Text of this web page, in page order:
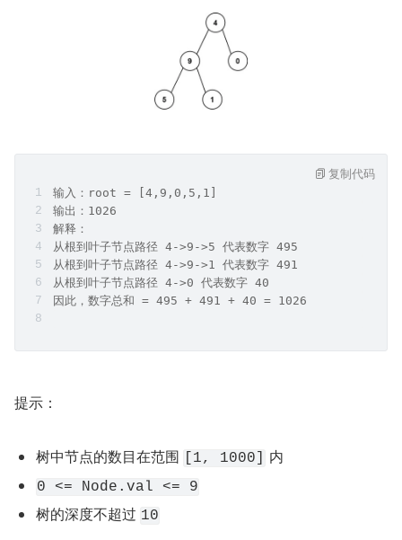
输入：root = [4,9,0,5,1]
输出：1026
解释：
从根到叶子节点路径 4->9->5 代表数字 495
从根到叶子节点路径 4->9->1 代表数字 491
从根到叶子节点路径 4->0 代表数字 40
因此，数字总和 = 495 + 491 + 40 = 1026
复制代码
提示：
树中节点的数目在范围 [1, 1000] 内
0 <= Node.val <= 9
树的深度不超过 10